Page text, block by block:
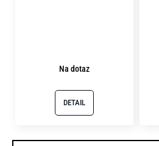
Na dotaz
DETAIL